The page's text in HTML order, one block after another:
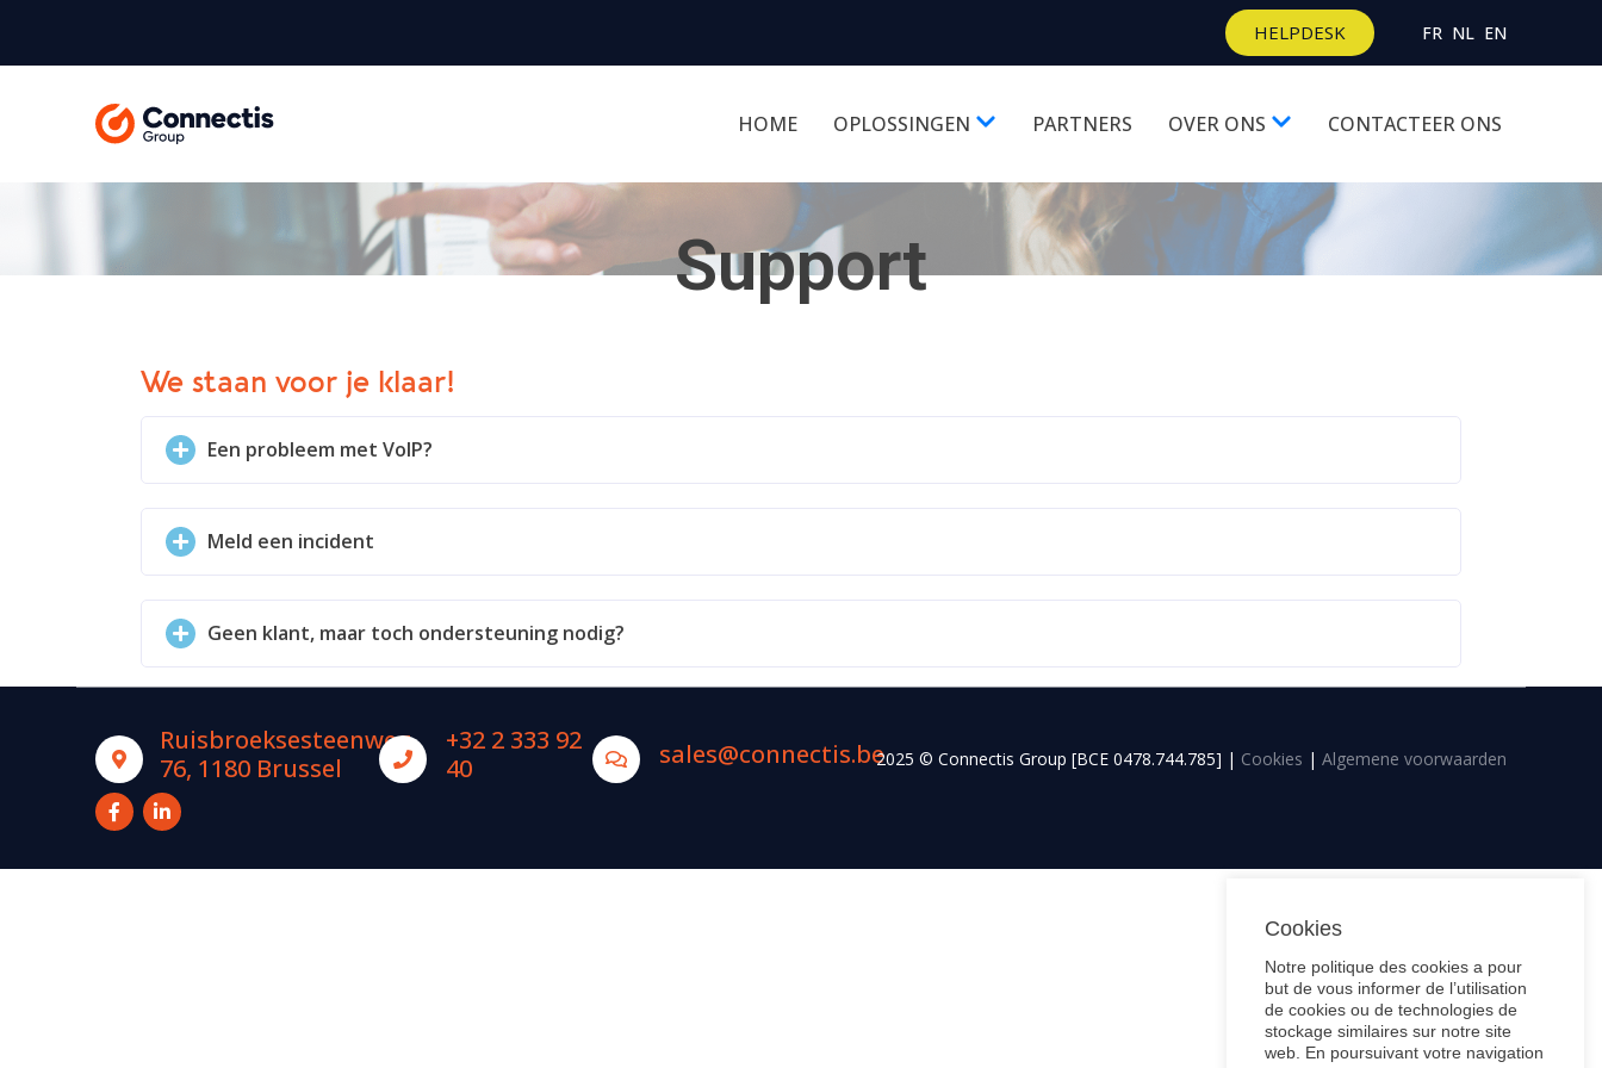
HELPDESK FR NL EN
HOME OPLOSSINGEN PARTNERS OVER ONS CONTACTEER ONS
Support
We staan voor je klaar!
Een probleem met VoIP?
Meld een incident
Geen klant, maar toch ondersteuning nodig?
Ruisbroeksesteenweg
76, 1180 Brussel
+32 2 333 92
40
sales@connectis.be2025 © Connectis Group [BCE 0478.744.785] | Cookies | Algemene voorwaarden
Cookies
Notre politique des cookies a pour
but de vous informer de l’utilisation
de cookies ou de technologies de
stockage similaires sur notre site
web. En poursuivant votre navigation